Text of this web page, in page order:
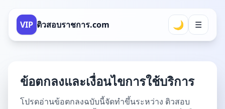
VIP ติวสอบราชการ.com 🌙 ☰
ข้อตกลงและเงื่อนไขการใช้บริการ
โปรดอ่านข้อตกลงฉบับนี้จัดทำขึ้นระหว่าง ติวสอบ